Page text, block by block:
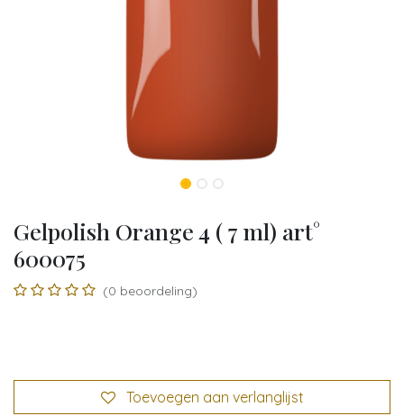
Gelpolish Orange 4 ( 7 ml) art°
600075
(0 beoordeling)
Toevoegen aan verlanglijst